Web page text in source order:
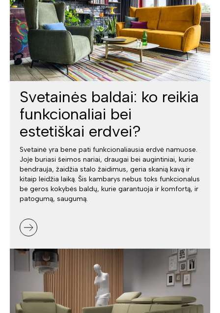
Svetainės baldai: ko reikia
funkcionaliai bei
estetiškai erdvei?
Svetainė yra bene pati funkcionaliausia erdvė namuose.
Joje buriasi šeimos nariai, draugai bei augintiniai, kurie
bendrauja, žaidžia stalo žaidimus, geria skanią kavą ir
kitaip leidžia laiką. Šis kambarys nebus toks funkcionalus
be geros kokybės baldų, kurie garantuoja ir komfortą, ir
patogumą, saugumą.